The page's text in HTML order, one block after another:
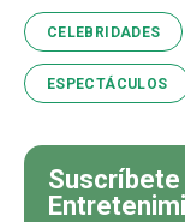
CELEBRIDADES
ESPECTÁCULOS